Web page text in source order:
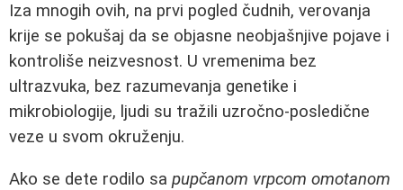
Iza mnogih ovih, na prvi pogled čudnih, verovanja
krije se pokušaj da se objasne neobjašnjive pojave i
kontroliše neizvesnost. U vremenima bez
ultrazvuka, bez razumevanja genetike i
mikrobiologije, ljudi su tražili uzročno-posledične
veze u svom okruženju.
Ako se dete rodilo sa pupčanom vrpcom omotanom